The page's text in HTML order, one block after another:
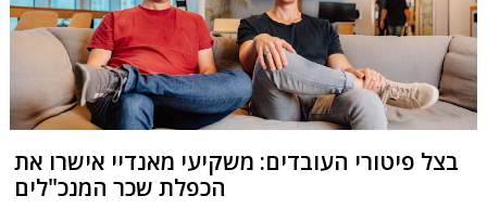
בצל פיטורי העובדים: משקיעי מאנדיי אישרו את
הכפלת שכר המנכ"לים